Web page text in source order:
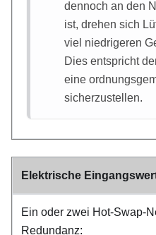
dennoch an den
ist, drehen sich
viel niedrigeren
Dies entspricht
eine
sicherzustellen.
Elektrische
Ein oder zwei Hot-Swap-
Redundanz: